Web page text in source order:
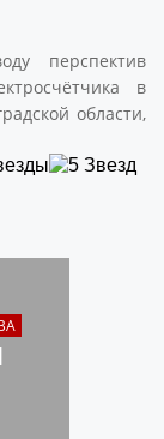
перспектив
в
области,